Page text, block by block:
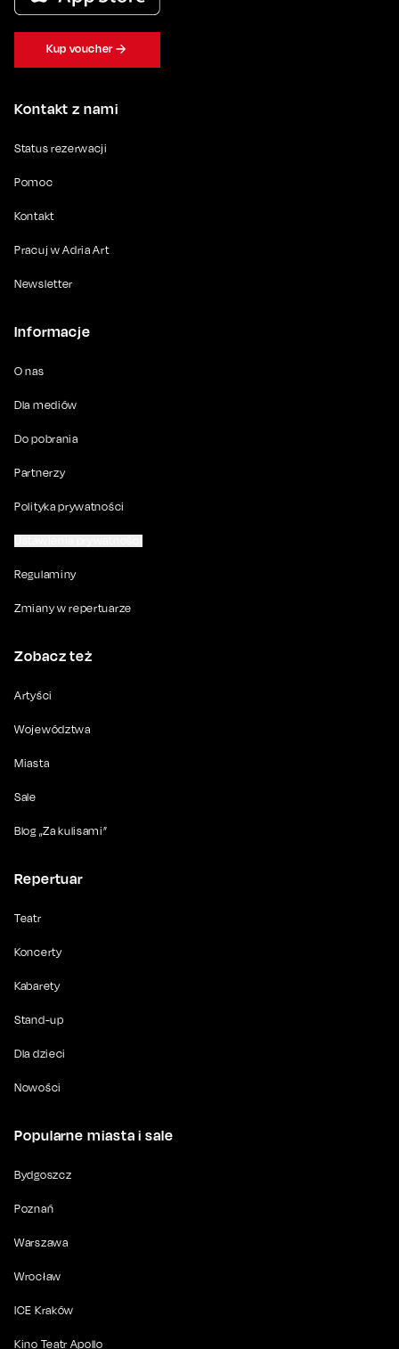
Kontakt z nami
Status rezerwacji
Pomoc
Kontakt
Pracuj w Adria Art
Newsletter
Informacje
O nas
Dla mediów
Do pobrania
Partnerzy
Polityka prywatności
Regulaminy
Zmiany w repertuarze
Zobacz też
Artyści
Województwa
Miasta
Sale
Blog „Za kulisami”
Repertuar
Teatr
Koncerty
Kabarety
Stand-up
Dla dzieci
Nowości
Popularne miasta i sale
Bydgoszcz
Poznań
Warszawa
Wrocław
ICE Kraków
Kino Teatr Apollo
Kup voucher